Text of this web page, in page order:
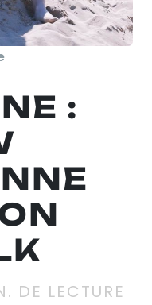
:
DE LECTURE